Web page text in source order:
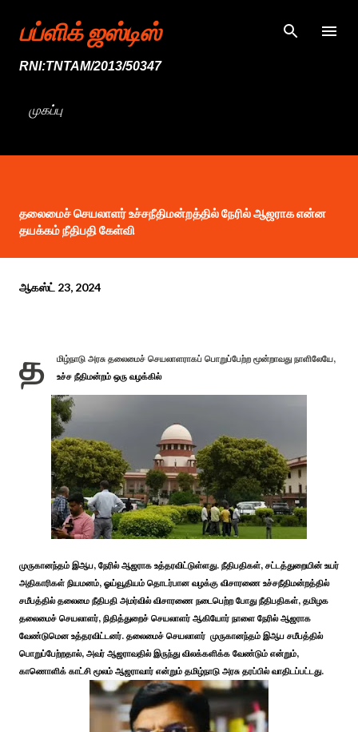
முதன்மை உள்ளடக்கத்திற்குச் செல்
பப்ளிக் ஜஸ்டிஸ்
RNI:TNTAM/2013/50347
முகப்பு
தலைமைச் செயலாளர் உச்சநீதிமன்றத்தில் நேரில் ஆஜராக என்ன
தயக்கம் நீதிபதி கேள்வி
ஆகஸ்ட் 23, 2024
த
மிழ்நாடு அரசு தலைமைச் செயலாளராகப் பொறுப்பேற்ற மூன்றாவது நாளிலேயே,
உச்ச நீதிமன்றம் ஒரு வழக்கில்
முருகானந்தம் இஆப, நேரில் ஆஜராக உத்தரவிட்டுள்ளது. நீதிபதிகள், சட்டத்துறையின் உயர்
அதிகாரிகள் நியமனம், ஓய்வூதியம் தொடர்பான வழக்கு விசாரணை உச்சநீதிமன்றத்தில்
சமீபத்தில் தலைமை நீதிபதி அமர்வில் விசாரணை நடைபெற்ற போது நீதிபதிகள், தமிழக
தலைமைச் செயலாளர், நிதித்துறைச் செயலாளர் ஆகியோர் நாளை நேரில் ஆஜராக
வேண்டுமென உத்தரவிட்டனர். தலைமைச் செயலாளர் முருகானந்தம் இஆப சமீபத்தில்
பொறுப்பேற்றதால், அவர் ஆஜராவதில் இருந்து விலக்களிக்க வேண்டும் என்றும்,
காணொளிக் காட்சி மூலம் ஆஜராவார் என்றும் தமிழ்நாடு அரசு தரப்பில் வாதிடப்பட்டது.